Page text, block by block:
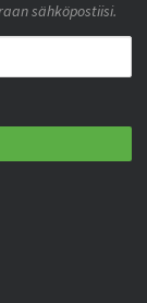
sähköpostiisi.